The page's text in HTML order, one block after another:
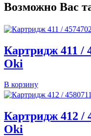
Возможно Вас
Картридж 411 /
Oki
В корзину
Картридж 412 /
Oki